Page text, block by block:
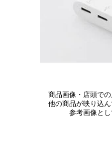
商品画像・店頭での
他の商品が映り込ん
参考画像とし